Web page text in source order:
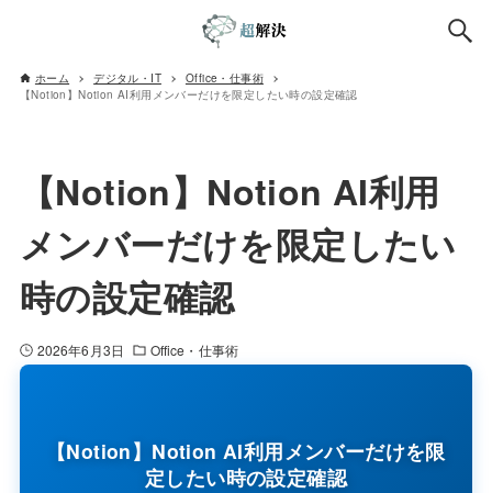
ホーム デジタル・IT
Office・仕事術
【Notion】Notion AI利用メンバーだけを限定したい時の設定確認
【Notion】Notion AI利用
メンバーだけを限定したい
時の設定確認
2026年6月3日 Office・仕事術
【Notion】Notion AI利用メンバーだけを限
定したい時の設定確認